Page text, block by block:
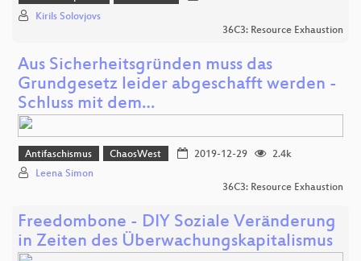
Kirils Solovjovs
36C3: Resource Exhaustion
Aus Sicherheitsgründen muss das
Grundgesetz leider abgeschafft werden -
Schluss mit dem…
Antifaschismus ChaosWest 2019-12-29
2.4k
Leena Simon
36C3: Resource Exhaustion
Freedombone - DIY Soziale Veränderung
in Zeiten des Überwachungskapitalismus